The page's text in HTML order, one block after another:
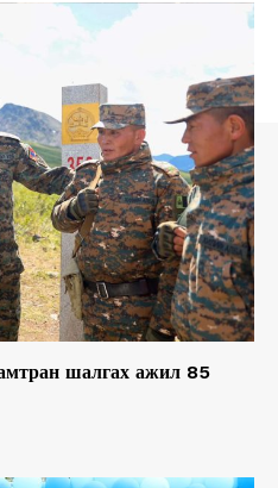
шалгах ажил 85